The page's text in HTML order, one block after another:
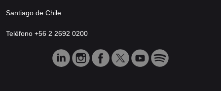
Santiago de Chile
Teléfono +56 2 2692 0200